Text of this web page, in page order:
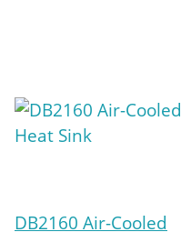
DB2160 Air-Cooled